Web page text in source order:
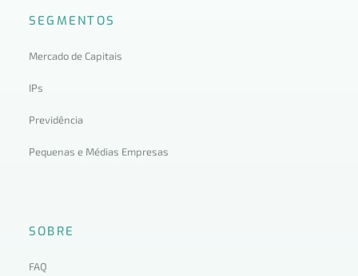
SEGMENTOS
Mercado de Capitais
IPs
Previdência
Pequenas e Médias Empresas
SOBRE
FAQ